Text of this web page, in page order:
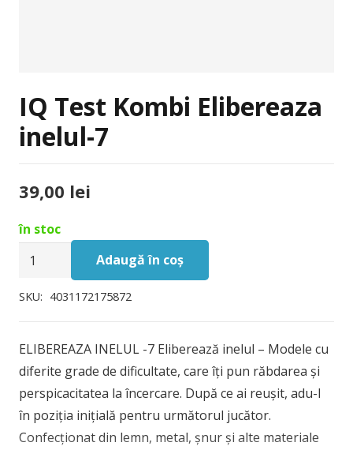
IQ Test Kombi Elibereaza
inelul-7
39,00 lei
în stoc
Cantitate
Test
Elibereaza
inelul-
Adaugă în coș
SKU: 4031172175872
ELIBEREAZA INELUL -7 Eliberează inelul – Modele cu
diferite grade de dificultate, care îți pun răbdarea și
perspicacitatea la încercare. După ce ai reușit, adu-l
în poziția inițială pentru următorul jucător.
Confecționat din lemn, metal, șnur și alte materiale